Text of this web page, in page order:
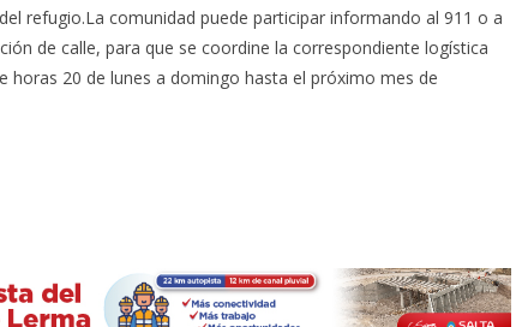
refugio.La comunidad puede participar informando al 911 o a
de calle, para que se coordine la correspondiente logística
horas 20 de lunes a domingo hasta el próximo mes de